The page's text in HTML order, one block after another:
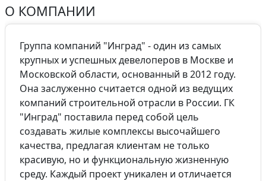
Сайт компании:
8 (495) 500-00-04
О КОМПАНИИ
Группа компаний "Инград" - один из самых
крупных и успешных девелоперов в Москве и
Московской области, основанный в 2012 году.
Она заслуженно считается одной из ведущих
компаний строительной отрасли в России. ГК
"Инград" поставила перед собой цель
создавать жилые комплексы высочайшего
качества, предлагая клиентам не только
красивую, но и функциональную жизненную
среду. Каждый проект уникален и отличается